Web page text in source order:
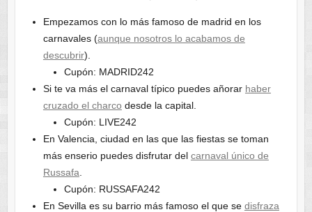
Empezamos con lo más famoso de madrid en los
carnavales (aunque nosotros lo acabamos de
descubrir).
Cupón: MADRID242
Si te va más el carnaval típico puedes añorar haber
cruzado el charco desde la capital.
Cupón: LIVE242
En Valencia, ciudad en las que las fiestas se toman
más enserio puedes disfrutar del carnaval único de
Russafa
Cupón: RUSSAFA242
En Sevilla es su barrio más famoso el que se disfraza